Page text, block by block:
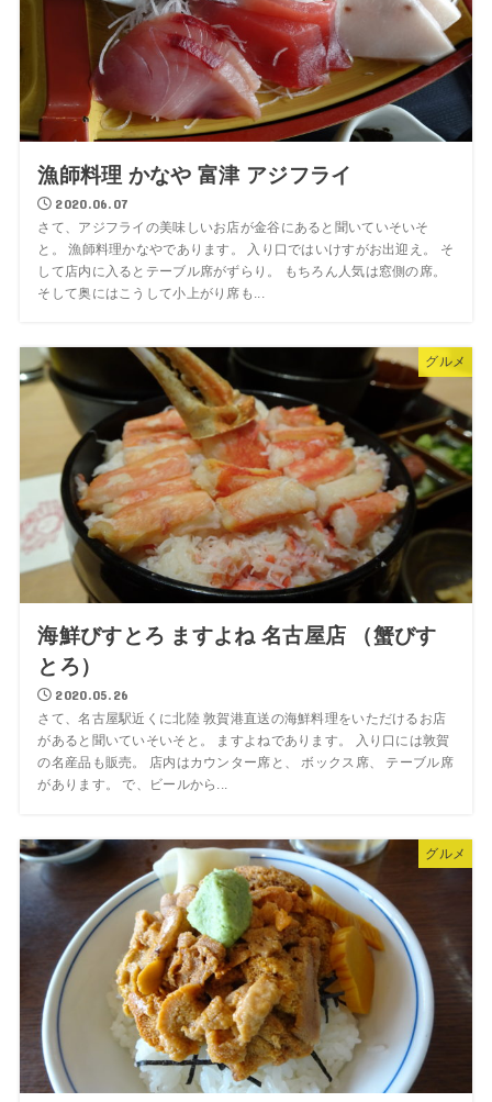
漁師料理 かなや 富津 アジフライ
2020.06.07
さて、アジフライの美味しいお店が金谷にあると聞いていそいそ
と。 漁師料理かなやであります。 入り口ではいけすがお出迎え。 そ
して店内に入るとテーブル席がずらり。 もちろん人気は窓側の席。
そして奥にはこうして小上がり席も...
グルメ
海鮮びすとろ ますよね 名古屋店 （蟹びす
とろ）
2020.05.26
さて、名古屋駅近くに北陸 敦賀港直送の海鮮料理をいただけるお店
があると聞いていそいそと。 ますよねであります。 入り口には敦賀
の名産品も販売。 店内はカウンター席と、 ボックス席、 テーブル席
があります。 で、ビールから...
グルメ